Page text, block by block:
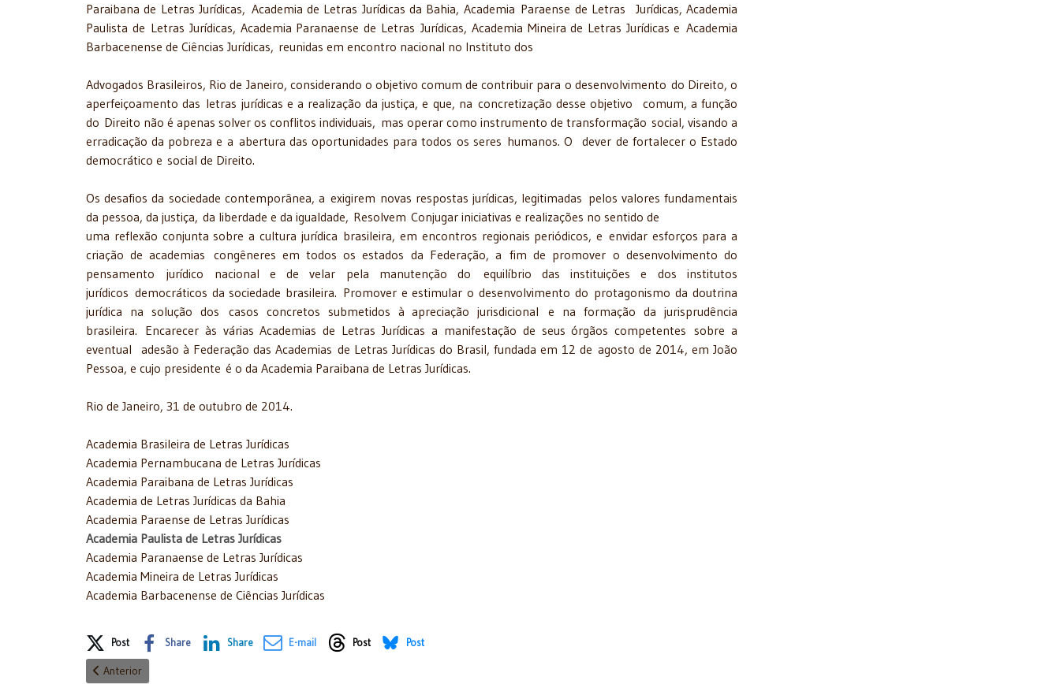
Paraibana de Letras Jurídicas, Academia de Letras Jurídicas da Bahia, Academia Paraense de Letras Jurídicas, Academia
Paulista de Letras Jurídicas, Academia Paranaense de Letras Jurídicas, Academia Mineira de Letras Jurídicas e Academia
Barbacenense de Ciências Jurídicas, reunidas em encontro nacional no Instituto dos
Advogados Brasileiros, Rio de Janeiro, considerando o objetivo comum de contribuir para o desenvolvimento do Direito, o
aperfeiçoamento das letras jurídicas e a realização da justiça, e que, na concretização desse objetivo comum, a função
do Direito não é apenas solver os conflitos individuais, mas operar como instrumento de transformação social, visando a
erradicação da pobreza e a abertura das oportunidades para todos os seres humanos. O dever de fortalecer o Estado
democrático e social de Direito.
Os desafios da sociedade contemporânea, a exigirem novas respostas jurídicas, legitimadas pelos valores fundamentais
da pessoa, da justiça, da liberdade e da igualdade, Resolvem Conjugar iniciativas e realizações no sentido de
uma reflexão conjunta sobre a cultura jurídica brasileira, em encontros regionais periódicos, e envidar esforços para a
criação de academias congêneres em todos os estados da Federação, a fim de promover o desenvolvimento do
pensamento jurídico nacional e de velar pela manutenção do equilíbrio das instituições e dos institutos
jurídicos democráticos da sociedade brasileira. Promover e estimular o desenvolvimento do protagonismo da doutrina
jurídica na solução dos casos concretos submetidos à apreciação jurisdicional e na formação da jurisprudência
brasileira. Encarecer às várias Academias de Letras Jurídicas a manifestação de seus órgãos competentes sobre a
eventual adesão à Federação das Academias de Letras Jurídicas do Brasil, fundada em 12 de agosto de 2014, em João
Pessoa, e cujo presidente é o da Academia Paraibana de Letras Jurídicas.
Rio de Janeiro, 31 de outubro de 2014.
Academia Brasileira de Letras Jurídicas
Academia Pernambucana de Letras Jurídicas
Academia Paraibana de Letras Jurídicas
Academia de Letras Jurídicas da Bahia
Academia Paraense de Letras Jurídicas
Academia Paulista de Letras Jurídicas
Academia Paranaense de Letras Jurídicas
Academia Mineira de Letras Jurídicas
Academia Barbacenense de Ciências Jurídicas
Share on Social Media
Post Share Share E-mail Post Post
Artigo anterior: Presidente da APLJ é reconduzido à Comissão de Direitos Humanos da USP - 14/12/2014
Anterior